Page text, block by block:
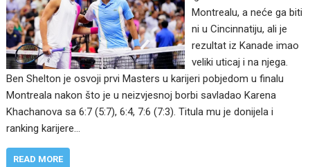
Montrealu, a neće ga biti
ni u Cincinnatiju, ali je
rezultat iz Kanade imao
veliki uticaj i na njega.
Ben Shelton je osvoji prvi Masters u karijeri pobjedom u finalu
Montreala nakon što je u neizvjesnoj borbi savladao Karena
Khachanova sa 6:7 (5:7), 6:4, 7:6 (7:3). Titula mu je donijela i
ranking karijere…
READ MORE